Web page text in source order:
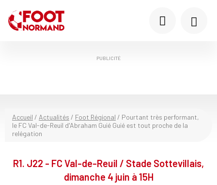
PUBLICITÉ
Accueil / Actualités / Foot Régional / Pourtant très performant,
le FC Val-de-Reuil d'Abraham Guié Guié est tout proche de la
relégation
R1. J22 - FC Val-de-Reuil / Stade Sottevillais,
dimanche 4 juin à 15H